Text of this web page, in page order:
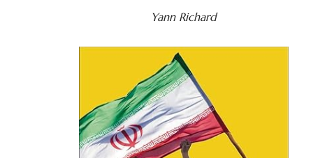
Yann Richard